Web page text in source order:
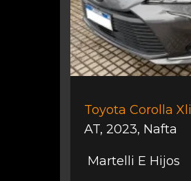
Toyota Corolla Xli
AT, 2023, Nafta
Martelli E Hijos